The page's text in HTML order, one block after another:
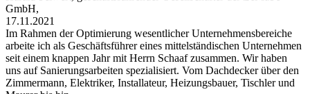
GmbH,
17.11.2021
Im Rahmen der Optimierung wesentlicher Unternehmensbereiche
arbeite ich als Geschäftsführer eines mittelständischen Unternehmen
seit einem knappen Jahr mit Herrn Schaaf zusammen. Wir haben
uns auf Sanierungsarbeiten spezialisiert. Vom Dachdecker über den
Zimmermann, Elektriker, Installateur, Heizungsbauer, Tischler und